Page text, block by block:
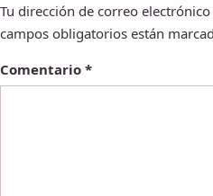
Tu dirección de correo
campos obligatorios están
Comentario *